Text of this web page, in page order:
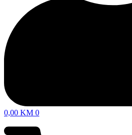
0,00 KM 0